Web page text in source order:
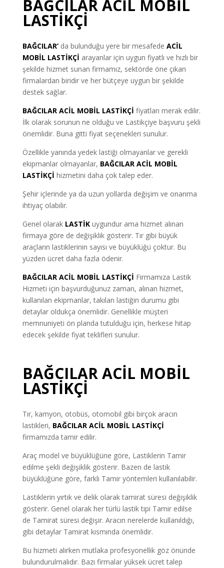
BAĞCILAR ACİL MOBİL
LASTİKÇİ
BAĞCILAR’ da bulunduğu yere bir mesafede ACİL
MOBİL LASTİKÇİ arayanlar için uygun fiyatlı ve hızlı bir
şekilde hizmet sunan firmamız, sektörde öne çıkan
firmalardan biridir ve her bütçeye uygun bir şekilde
destek sağlar.
BAĞCILAR ACİL MOBİL LASTİKÇİ fiyatları merak edilir.
İlk olarak sorunun ne olduğu ve Lastikçiye başvuru şekli
önemlidir. Buna gitti fiyat seçenekleri sunulur.
Özellikle yanında yedek lastiği olmayanlar ve gerekli
ekipmanlar olmayanlar, BAĞCILAR ACİL MOBİL
LASTİKÇİ hizmetini daha çok talep eder.
Şehir içlerinde ya da uzun yollarda değişim ve onarıma
ihtiyaç olabilir.
Genel olarak LASTİK uygundur ama hizmet alınan
firmaya göre de değişiklik gösterir. Tır gibi büyük
araçların lastiklerinin sayısı ve büyüklüğü çoktur. Bu
yüzden ücret daha fazla ödenir.
BAĞCILAR ACİL MOBİL LASTİKÇİ Firmamıza Lastik
Hizmeti için başvurduğunuz zaman, alınan hizmet,
kullanılan ekipmanlar, takılan lastiğin durumu gibi
detaylar oldukça önemlidir. Genellikle müşteri
memnuniyeti ön planda tutulduğu için, herkese hitap
edecek şekilde fiyat teklifleri sunulur.
BAĞCILAR ACİL MOBİL
LASTİKÇİ
Tır, kamyon, otobüs, otomobil gibi birçok aracın
lastikleri, BAĞCILAR ACİL MOBİL LASTİKÇİ
firmamızda tamir edilir.
Araç model ve büyüklüğüne göre, Lastiklerin Tamir
edilme şekli değişiklik gösterir. Bazen de lastik
büyüklüğüne göre, farklı Tamir yöntemleri kullanılabilir.
Lastiklerin yırtık ve delik olarak tamirat süresi değişiklik
gösterir. Genel olarak her türlü lastik tipi Tamir edilse
de Tamirat süresi değişir. Aracın nerelerde kullanıldığı,
gibi detaylar Tamirat kısmında önemlidir.
Bu hizmeti alırken mutlaka profesyonellik göz önünde
bulundurulmalıdır. Bazı firmalar yüksek ücret talep